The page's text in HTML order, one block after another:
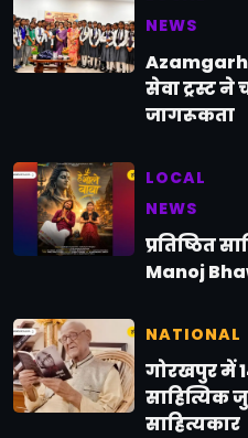
NEWS
Azamgarh
सेवा ट्रस्ट ने
जागरूकता
LOCAL
NEWS
प्रतिष्ठित
Manoj
NATIONAL
गोरखपुर में
साहित्यिक
साहित्यकार